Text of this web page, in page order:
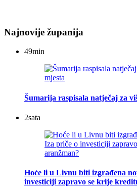
Najnovije županija
49min
Šumarija raspisala natječaj za
2sata
Hoće li u Livnu biti izgrađena
investiciji zapravo se krije